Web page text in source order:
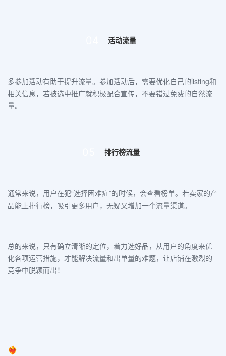
活动流量
多参加活动有助于提升流量。参加活动后，需要优化自己的listing和
相关信息，若被选中推广就积极配合宣传，不要错过免费的自然流
量。
排行榜流量
通常来说，用户在犯“选择困难症”的时候，会查看榜单。若卖家的产
品能上排行榜，吸引更多用户，无疑又增加一个流量渠道。
总的来说，只有确立清晰的定位， 着力选好品 ， 从用户的角度来优
化各项运营措施，才能解决流量和出单量的难题，让店铺在激烈的
竞争中脱颖而出！
❤️‍🔥